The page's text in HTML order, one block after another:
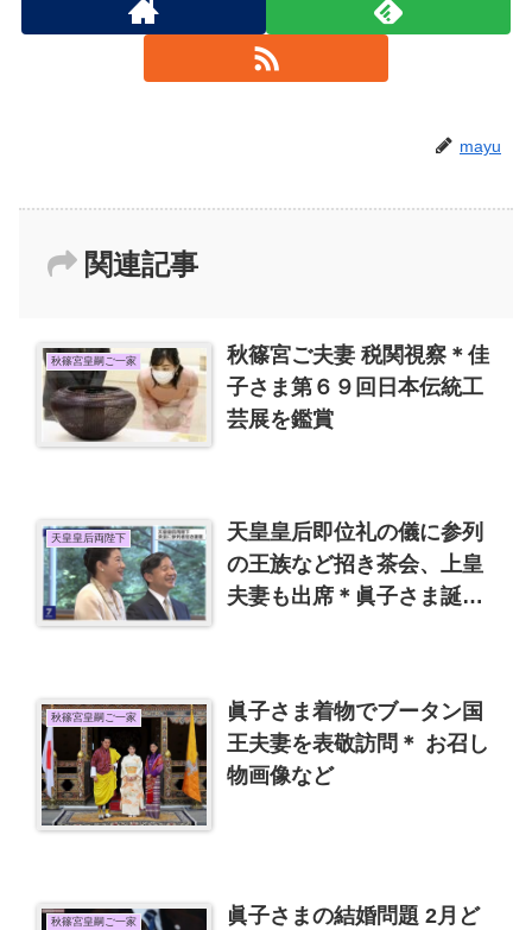
mayu
関連記事
秋篠宮皇嗣ご一家
秋篠宮ご夫妻 税関視察＊佳
子さま第６９回日本伝統工
芸展を鑑賞
天皇皇后両陛下
天皇皇后即位礼の儀に参列
の王族など招き茶会、上皇
夫妻も出席＊眞子さま誕生
秋篠宮皇嗣ご一家
眞子さま着物でブータン国
王夫妻を表敬訪問＊ お召し
物画像など
秋篠宮皇嗣ご一家
眞子さまの結婚問題 2月ど